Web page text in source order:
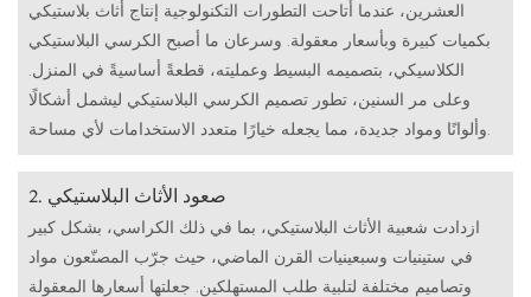
العشرين، عندما أتاحت التطورات التكنولوجية إنتاج أثاث بلاستيكي
بكميات كبيرة وبأسعار معقولة. وسرعان ما أصبح الكرسي البلاستيكي
الكلاسيكي، بتصميمه البسيط وعمليته، قطعةً أساسيةً في المنزل.
وعلى مر السنين، تطور تصميم الكرسي البلاستيكي ليشمل أشكالًا
2. صعود الأثاث البلاستيكي
ازدادت شعبية الأثاث البلاستيكي، بما في ذلك الكراسي، بشكل كبير
في ستينيات وسبعينيات القرن الماضي، حيث جرّب المصنّعون مواد
وتصاميم مختلفة لتلبية طلب المستهلكين. جعلتها أسعارها المعقولة